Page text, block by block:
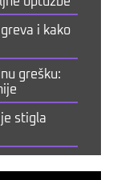
i kako
grešku:
stigla